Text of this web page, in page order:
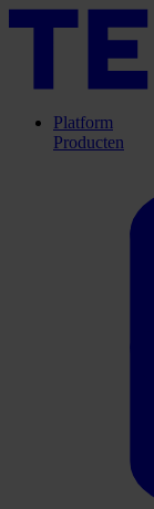
Platform
Producten